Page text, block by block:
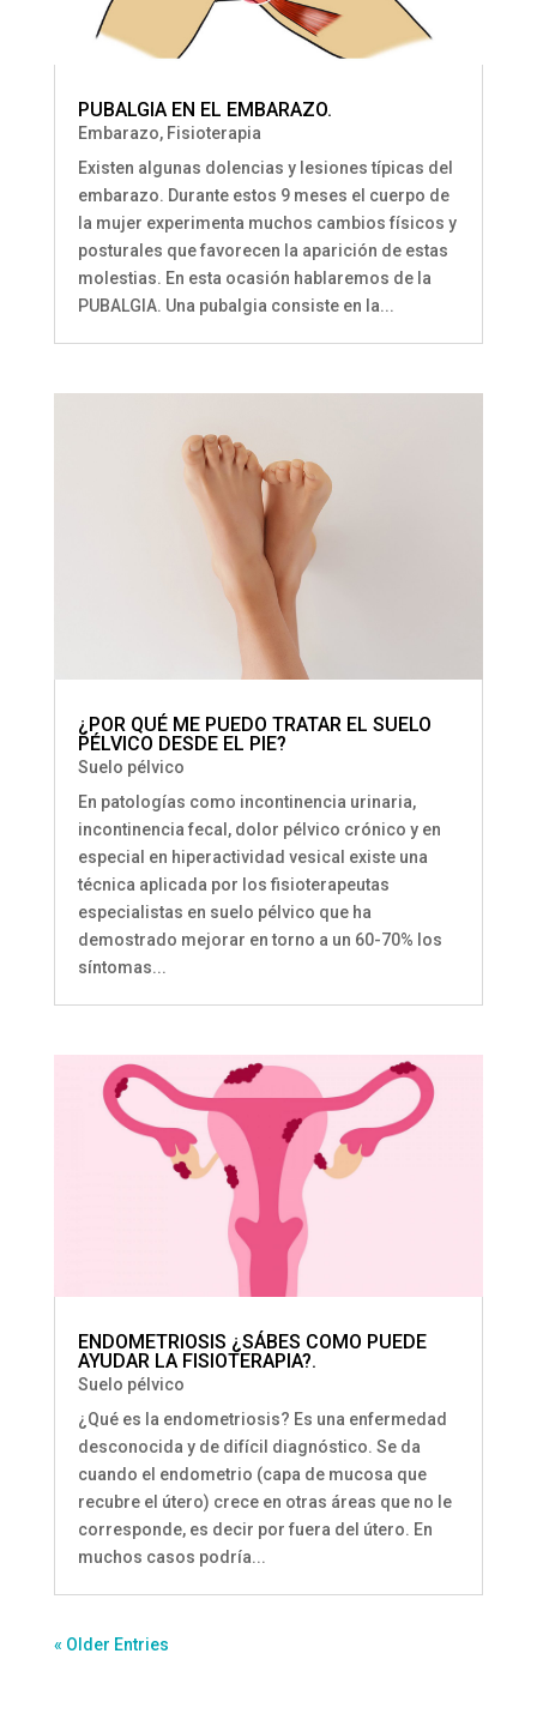
PUBALGIA EN EL EMBARAZO.
Embarazo, Fisioterapia
Existen algunas dolencias y lesiones típicas del
embarazo. Durante estos 9 meses el cuerpo de
la mujer experimenta muchos cambios físicos y
posturales que favorecen la aparición de estas
molestias. En esta ocasión hablaremos de la
PUBALGIA. Una pubalgia consiste en la...
¿POR QUÉ ME PUEDO TRATAR EL SUELO
PÉLVICO DESDE EL PIE?
Suelo pélvico
En patologías como incontinencia urinaria,
incontinencia fecal, dolor pélvico crónico y en
especial en hiperactividad vesical existe una
técnica aplicada por los fisioterapeutas
especialistas en suelo pélvico que ha
demostrado mejorar en torno a un 60-70% los
síntomas...
ENDOMETRIOSIS ¿SÁBES COMO PUEDE
AYUDAR LA FISIOTERAPIA?.
Suelo pélvico
¿Qué es la endometriosis? Es una enfermedad
desconocida y de difícil diagnóstico. Se da
cuando el endometrio (capa de mucosa que
recubre el útero) crece en otras áreas que no le
corresponde, es decir por fuera del útero. En
muchos casos podría...
« Older Entries